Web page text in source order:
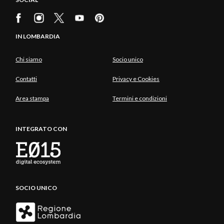
IN LOMBARDIA
Chi siamo Socio unico
Contatti Privacy e Cookies
Area stampa Termini e condizioni
INTEGRATO CON
SOCIO UNICO